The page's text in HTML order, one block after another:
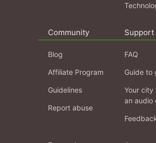
Community
Blog
Affiliate Program
Guidelines
Report abuse
Support
FAQ
Guide to
Your city
an audio